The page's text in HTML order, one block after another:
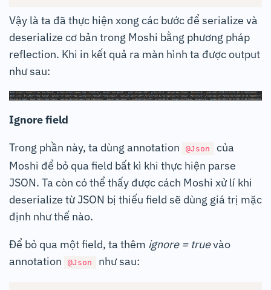
Vậy là ta đã thực hiện xong các bước để serialize và
deserialize cơ bản trong Moshi bằng phương pháp
reflection. Khi in kết quả ra màn hình ta được output
như sau:
Ignore field
Trong phần này, ta dùng annotation
@Json
của
Moshi để bỏ qua field bất kì khi thực hiện parse
JSON. Ta còn có thể thấy được cách Moshi xử lí khi
deserialize từ JSON bị thiếu field sẽ dùng giá trị mặc
định như thế nào.
Để bỏ qua một field, ta thêm ignore = truevào
annotation
@Json như sau: